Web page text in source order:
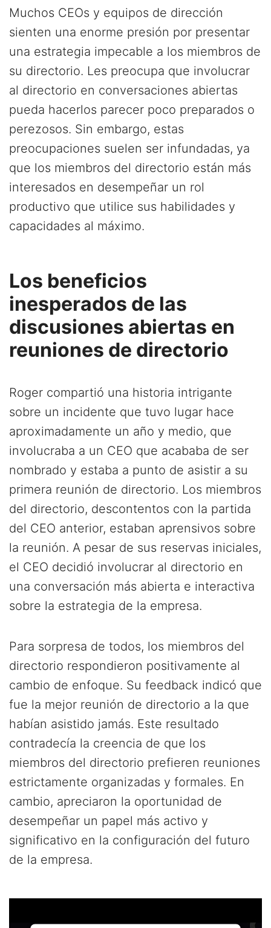
Muchos CEOs y equipos de dirección
sienten una enorme presión por presentar
una estrategia impecable a los miembros de
su directorio. Les preocupa que involucrar
al directorio en conversaciones abiertas
pueda hacerlos parecer poco preparados o
perezosos. Sin embargo, estas
preocupaciones suelen ser infundadas, ya
que los miembros del directorio están más
interesados en desempeñar un rol
productivo que utilice sus habilidades y
capacidades al máximo.
Los beneficios
inesperados de las
discusiones abiertas en
reuniones de directorio
Roger compartió una historia intrigante
sobre un incidente que tuvo lugar hace
aproximadamente un año y medio, que
involucraba a un CEO que acababa de ser
nombrado y estaba a punto de asistir a su
primera reunión de directorio. Los miembros
del directorio, descontentos con la partida
del CEO anterior, estaban aprensivos sobre
la reunión. A pesar de sus reservas iniciales,
el CEO decidió involucrar al directorio en
una conversación más abierta e interactiva
sobre la estrategia de la empresa.
Para sorpresa de todos, los miembros del
directorio respondieron positivamente al
cambio de enfoque. Su feedback indicó que
fue la mejor reunión de directorio a la que
habían asistido jamás. Este resultado
contradecía la creencia de que los
miembros del directorio prefieren reuniones
estrictamente organizadas y formales. En
cambio, apreciaron la oportunidad de
desempeñar un papel más activo y
significativo en la configuración del futuro
de la empresa.